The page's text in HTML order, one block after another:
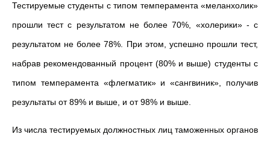
Тестируемые студенты с типом темперамента «меланхолик»
прошли тест с результатом не более 70%, «холерики» - с
результатом не более 78%. При этом, успешно прошли тест,
набрав рекомендованный процент (80% и выше) студенты с
типом темперамента «флегматик» и «сангвиник», получив
результаты от 89% и выше, и от 98% и выше.
Из числа тестируемых должностных лиц таможенных органов